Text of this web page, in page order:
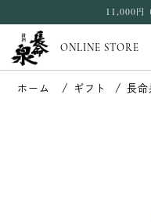
11,000円
ONLINE STORE
ギフト 長命